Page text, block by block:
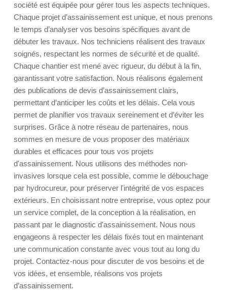
société est équipée pour gérer tous les aspects techniques.
Chaque projet d’assainissement est unique, et nous prenons
le temps d’analyser vos besoins spécifiques avant de
débuter les travaux. Nos techniciens réalisent des travaux
soignés, respectant les normes de sécurité et de qualité.
Chaque chantier est mené avec rigueur, du début à la fin,
garantissant votre satisfaction. Nous réalisons également
des publications de devis d’assainissement clairs,
permettant d’anticiper les coûts et les délais. Cela vous
permet de planifier vos travaux sereinement et d’éviter les
surprises. Grâce à notre réseau de partenaires, nous
sommes en mesure de vous proposer des matériaux
durables et efficaces pour tous vos projets
d'assainissement. Nous utilisons des méthodes non-
invasives lorsque cela est possible, comme le débouchage
par hydrocureur, pour préserver l'intégrité de vos espaces
extérieurs. En choisissant notre entreprise, vous optez pour
un service complet, de la conception à la réalisation, en
passant par le diagnostic d'assainissement. Nous nous
engageons à respecter les délais fixés tout en maintenant
une communication constante avec vous tout au long du
projet. Contactez-nous pour discuter de vos besoins et de
vos idées, et ensemble, réalisons vos projets
d’assainissement.